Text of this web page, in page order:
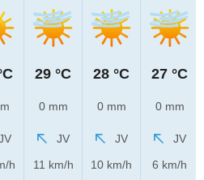
h
29 °C
0 mm
JV
11 km/h
28 °C
0 mm
JV
10 km/h
27 °C
0 mm
JV
6 km/h